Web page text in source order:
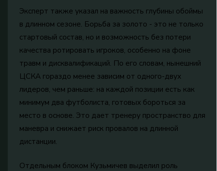
Эксперт также указал на важность глубины обоймы
в длинном сезоне. Борьба за золото - это не только
стартовый состав, но и возможность без потери
качества ротировать игроков, особенно на фоне
травм и дисквалификаций. По его словам, нынешний
ЦСКА гораздо менее зависим от одного-двух
лидеров, чем раньше: на каждой позиции есть как
минимум два футболиста, готовых бороться за
место в основе. Это дает тренеру пространство для
маневра и снижает риск провалов на длинной
дистанции.
Отдельным блоком Кузьмичев выделил роль